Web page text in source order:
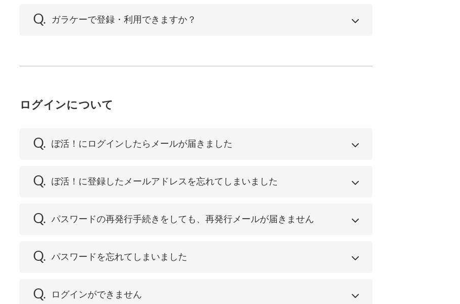
Q. ガラケーで登録・利用できますか？
ログインについて
Q. ぼ活！にログインしたらメールが届きました
Q. ぼ活！に登録したメールアドレスを忘れてしまいました
Q. パスワードの再発行手続きをしても、再発行メールが届きません
Q. パスワードを忘れてしまいました
Q. ログインができません